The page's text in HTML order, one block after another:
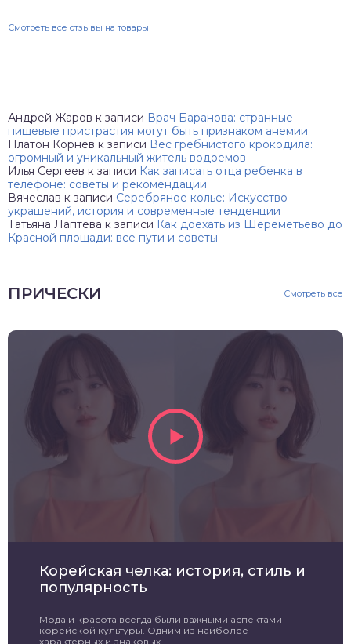
Смотреть все отзывы на товары
Андрей Жаров к записи Врач Баранова: странные
пищевые пристрастия могут быть признаком анемии
Платон Корнев к записи Вес гребнистого крокодила:
огромный и уникальный житель водоемов
Илья Сергеев к записи Как записать отца ребенка в
телефоне: советы и рекомендации
Вячеслав к записи Серебряное колье: Искусство
украшений, история и современные тенденции
Татьяна Лаптева к записи Как доехать из Шереметьево до
Красной площади: все пути и советы
ПРИЧЕСКИ Смотреть все
Корейская челка: история, стиль и
популярность
Мода и красота всегда были важными аспектами
корейской культуры. Одним из наиболее
характерных и знаковых ...